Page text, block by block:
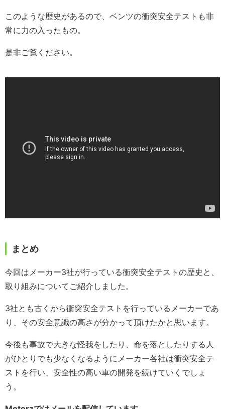
このような歴史があるので、ベンツの衝突安全テストも非
常に力の入ったもの。
是非ご覧ください。
まとめ
今回はメーカー3社が行っている衝突安全テストの歴史と、
取り組みについてご紹介しました。
3社とも古くから衝突安全テストを行っているメーカーであ
り、その安全意識の高さが分かって頂けたかと思います。
今後も事故で大きな怪我をしたり、命を落としたりする人
がひとりでも少なくなるようにメーカー各社は衝突安全テ
ストを行い、安全性の高い車の開発を続けていくでしょ
う。